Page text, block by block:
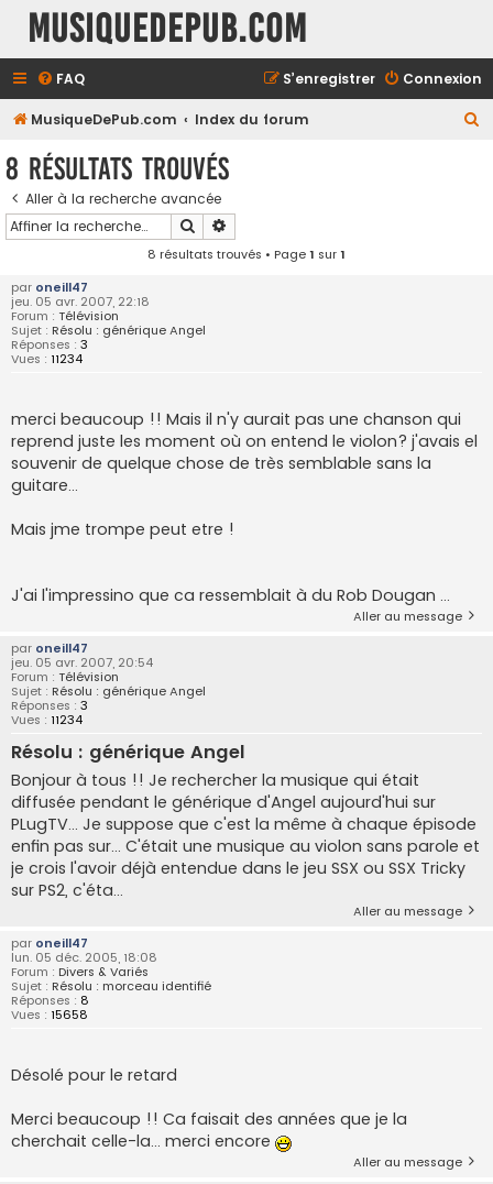
MusiqueDePub.com
FAQ Connexion
S’enregistrer
MusiqueDePub.com Index du forum
8 résultats trouvés
Aller à la recherche avancée
Rechercher
8 résultats trouvés • Page1 sur1
par oneill47
jeu. 05 avr. 2007, 22:18
Forum : Télévision
Sujet : Résolu : générique Angel
Réponses : 3
Vues : 11234
merci beaucoup !! Mais il n'y aurait pas une chanson qui
reprend juste les moment où on entend le violon? j'avais el
souvenir de quelque chose de très semblable sans la
guitare...
Mais jme trompe peut etre !
J'ai l'impressino que ca ressemblait à du Rob Dougan ...
Aller au message
par oneill47
jeu. 05 avr. 2007, 20:54
Forum : Télévision
Sujet : Résolu : générique Angel
Réponses : 3
Vues : 11234
Résolu : générique Angel
Bonjour à tous !! Je rechercher la musique qui était
diffusée pendant le générique d'Angel aujourd'hui sur
PLugTV... Je suppose que c'est la même à chaque épisode
enfin pas sur... C'était une musique au violon sans parole et
je crois l'avoir déjà entendue dans le jeu SSX ou SSX Tricky
sur PS2, c'éta...
Aller au message
par oneill47
lun. 05 déc. 2005, 18:08
Forum : Divers & Variés
Sujet : Résolu : morceau identifié
Réponses : 8
Vues : 15658
Désolé pour le retard
Merci beaucoup !! Ca faisait des années que je la
cherchait celle-la... merci encore
Aller au message